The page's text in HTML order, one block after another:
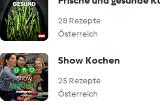
28 Rezepte
Österreich
Show Kochen
25 Rezepte
Österreich